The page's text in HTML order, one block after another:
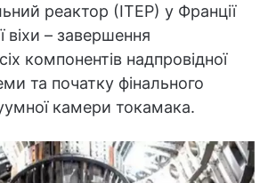
реактор (ІТЕР) у Франції
віхи – завершення
компонентів надпровідної
та початку фінального
камери токамака.